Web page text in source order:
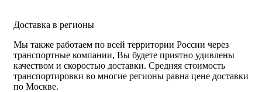
Доставка в регионы
Мы также работаем по всей территории России через
транспортные компании, Вы будете приятно удивлены
качеством и скоростью доставки. Средняя стоимость
транспортировки во многие регионы равна цене доставки
по Москве.